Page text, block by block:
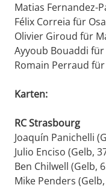
Matias Fernandez-
Félix Correia für
Olivier Giroud für
Ayyoub Bouaddi
Romain Perraud
Karten:
RC Strasbourg
Joaquín Panichelli
Julio Enciso (Gelb,
Ben Chilwell (Gelb,
Mike Penders